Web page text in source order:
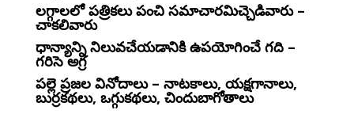
లగ్గాలలో పత్రికలు పంచి సమాచారమిచ్చెడివారు –
చాకలివారు
ధాన్యాన్ని నిలువచేయడానికి ఉపయోగించే గది –
గరిసె అగ్ర
పల్లె ప్రజల వినోదాలు – నాటకాలు, యక్షగానాలు,
బుర్రకథలు, ఒగ్గుకథలు, చిందుబాగోతాలు